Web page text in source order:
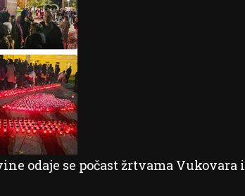
odaje se počast žrtvama Vukovara i